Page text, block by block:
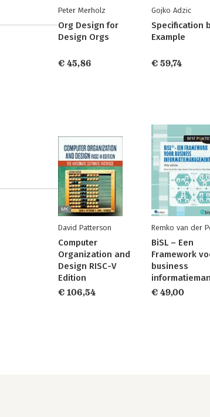
Peter Merholz
Org Design for
Design Orgs
€ 45,86
Gojko Adzic
Specification
Example
€ 59,74
David Patterson
Computer
Organization and
Design RISC-V
Edition
€ 106,54
Remko van der
BiSL – Een
Framework
business
€ 49,00